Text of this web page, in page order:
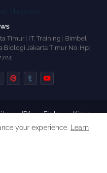
Timur | IT. Training | Bimbel
Biologi Jakarta Timur No. Hp:
IPA Fisika
Kimia
Cookies Policy
your experience.
Learn